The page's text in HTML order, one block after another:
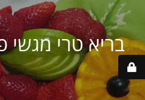
בריא טרי מגשי